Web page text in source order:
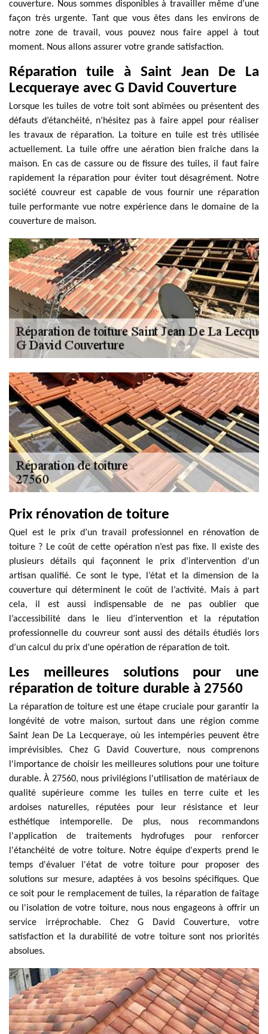
couverture. Nous sommes disponibles à travailler même d’une
façon très urgente. Tant que vous êtes dans les environs de
notre zone de travail, vous pouvez nous faire appel à tout
moment. Nous allons assurer votre grande satisfaction.
Réparation tuile à Saint Jean De La
Lecqueraye avec G David Couverture
Lorsque les tuiles de votre toit sont abîmées ou présentent des
défauts d’étanchéité, n’hésitez pas à faire appel pour réaliser
les travaux de réparation. La toiture en tuile est très utilisée
actuellement. La tuile offre une aération bien fraîche dans la
maison. En cas de cassure ou de fissure des tuiles, il faut faire
rapidement la réparation pour éviter tout désagrément. Notre
société couvreur est capable de vous fournir une réparation
tuile performante vue notre expérience dans le domaine de la
couverture de maison.
Prix rénovation de toiture
Quel est le prix d’un travail professionnel en rénovation de
toiture ? Le coût de cette opération n’est pas fixe. Il existe des
plusieurs détails qui façonnent le prix d’intervention d’un
artisan qualifié. Ce sont le type, l’état et la dimension de la
couverture qui déterminent le coût de l’activité. Mais à part
cela, il est aussi indispensable de ne pas oublier que
l’accessibilité dans le lieu d’intervention et la réputation
professionnelle du couvreur sont aussi des détails étudiés lors
d’un calcul du prix d’une opération de réparation de toit.
Les meilleures solutions pour une
réparation de toiture durable à 27560
La réparation de toiture est une étape cruciale pour garantir la
longévité de votre maison, surtout dans une région comme
Saint Jean De La Lecqueraye, où les intempéries peuvent être
imprévisibles. Chez G David Couverture, nous comprenons
l'importance de choisir les meilleures solutions pour une toiture
durable. À 27560, nous privilégions l'utilisation de matériaux de
qualité supérieure comme les tuiles en terre cuite et les
ardoises naturelles, réputées pour leur résistance et leur
esthétique intemporelle. De plus, nous recommandons
l'application de traitements hydrofuges pour renforcer
l'étanchéité de votre toiture. Notre équipe d'experts prend le
temps d'évaluer l'état de votre toiture pour proposer des
solutions sur mesure, adaptées à vos besoins spécifiques. Que
ce soit pour le remplacement de tuiles, la réparation de faîtage
ou l'isolation de votre toiture, nous nous engageons à offrir un
service irréprochable. Chez G David Couverture, votre
satisfaction et la durabilité de votre toiture sont nos priorités
absolues.